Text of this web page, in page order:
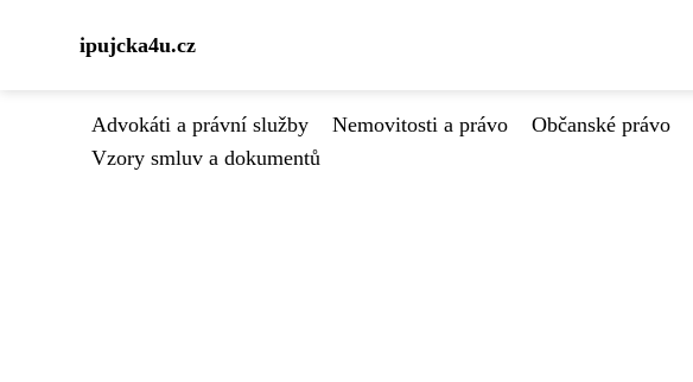
ipujcka4u.cz
Advokáti a právní služby Nemovitosti a právo Občanské právo
Vzory smluv a dokumentů